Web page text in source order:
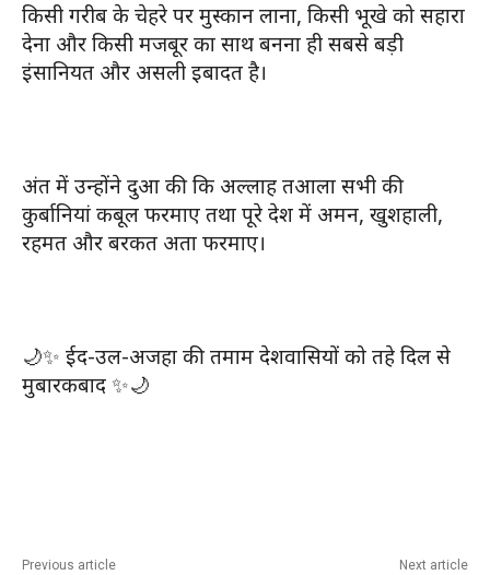
किसी गरीब के चेहरे पर मुस्कान लाना, किसी भूखे को सहारा
देना और किसी मजबूर का साथ बनना ही सबसे बड़ी
इंसानियत और असली इबादत है।
अंत में उन्होंने दुआ की कि अल्लाह तआला सभी की
कुर्बानियां कबूल फरमाए तथा पूरे देश में अमन, खुशहाली,
रहमत और बरकत अता फरमाए।
🌙✨ ईद-उल-अजहा की तमाम देशवासियों को तहे दिल से
मुबारकबाद ✨🌙
Previous article Next article